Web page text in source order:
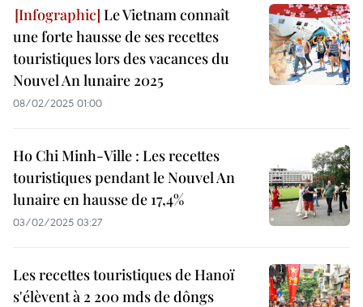
Le Vietnam connaît
une forte hausse de ses recettes
touristiques lors des vacances du
Nouvel An lunaire 2025
08/02/2025 01:00
Ho Chi Minh-Ville : Les recettes
touristiques pendant le Nouvel An
lunaire en hausse de 17,4%
03/02/2025 03:27
Les recettes touristiques de Hanoï
s'élèvent à 2 200 mds de dôngs